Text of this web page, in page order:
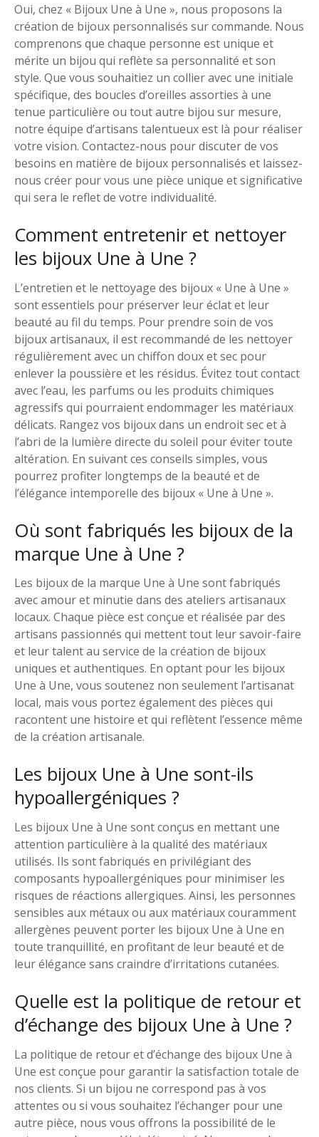
Oui, chez « Bijoux Une à Une », nous proposons la
création de bijoux personnalisés sur commande. Nous
comprenons que chaque personne est unique et
mérite un bijou qui reflète sa personnalité et son
style. Que vous souhaitiez un collier avec une initiale
spécifique, des boucles d’oreilles assorties à une
tenue particulière ou tout autre bijou sur mesure,
notre équipe d’artisans talentueux est là pour réaliser
votre vision. Contactez-nous pour discuter de vos
besoins en matière de bijoux personnalisés et laissez-
nous créer pour vous une pièce unique et significative
qui sera le reflet de votre individualité.
Comment entretenir et nettoyer
les bijoux Une à Une ?
L’entretien et le nettoyage des bijoux « Une à Une »
sont essentiels pour préserver leur éclat et leur
beauté au fil du temps. Pour prendre soin de vos
bijoux artisanaux, il est recommandé de les nettoyer
régulièrement avec un chiffon doux et sec pour
enlever la poussière et les résidus. Évitez tout contact
avec l’eau, les parfums ou les produits chimiques
agressifs qui pourraient endommager les matériaux
délicats. Rangez vos bijoux dans un endroit sec et à
l’abri de la lumière directe du soleil pour éviter toute
altération. En suivant ces conseils simples, vous
pourrez profiter longtemps de la beauté et de
l’élégance intemporelle des bijoux « Une à Une ».
Où sont fabriqués les bijoux de la
marque Une à Une ?
Les bijoux de la marque Une à Une sont fabriqués
avec amour et minutie dans des ateliers artisanaux
locaux. Chaque pièce est conçue et réalisée par des
artisans passionnés qui mettent tout leur savoir-faire
et leur talent au service de la création de bijoux
uniques et authentiques. En optant pour les bijoux
Une à Une, vous soutenez non seulement l’artisanat
local, mais vous portez également des pièces qui
racontent une histoire et qui reflètent l’essence même
de la création artisanale.
Les bijoux Une à Une sont-ils
hypoallergéniques ?
Les bijoux Une à Une sont conçus en mettant une
attention particulière à la qualité des matériaux
utilisés. Ils sont fabriqués en privilégiant des
composants hypoallergéniques pour minimiser les
risques de réactions allergiques. Ainsi, les personnes
sensibles aux métaux ou aux matériaux couramment
allergènes peuvent porter les bijoux Une à Une en
toute tranquillité, en profitant de leur beauté et de
leur élégance sans craindre d’irritations cutanées.
Quelle est la politique de retour et
d’échange des bijoux Une à Une ?
La politique de retour et d’échange des bijoux Une à
Une est conçue pour garantir la satisfaction totale de
nos clients. Si un bijou ne correspond pas à vos
attentes ou si vous souhaitez l’échanger pour une
autre pièce, nous vous offrons la possibilité de le